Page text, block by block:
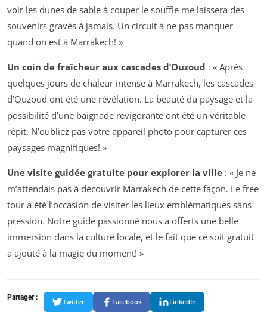
voir les dunes de sable à couper le souffle me laissera des
souvenirs gravés à jamais. Un circuit à ne pas manquer
quand on est à Marrakech! »
Un coin de fraîcheur aux cascades d’Ouzoud : « Après
quelques jours de chaleur intense à Marrakech, les cascades
d’Ouzoud ont été une révélation. La beauté du paysage et la
possibilité d’une baignade revigorante ont été un véritable
répit. N’oubliez pas votre appareil photo pour capturer ces
paysages magnifiques! »
Une visite guidée gratuite pour explorer la ville : « Je ne
m’attendais pas à découvrir Marrakech de cette façon. Le free
tour a été l’occasion de visiter les lieux emblématiques sans
pression. Notre guide passionné nous a offerts une belle
immersion dans la culture locale, et le fait que ce soit gratuit
a ajouté à la magie du moment! »
Partager :
Twitter Facebook LinkedIn